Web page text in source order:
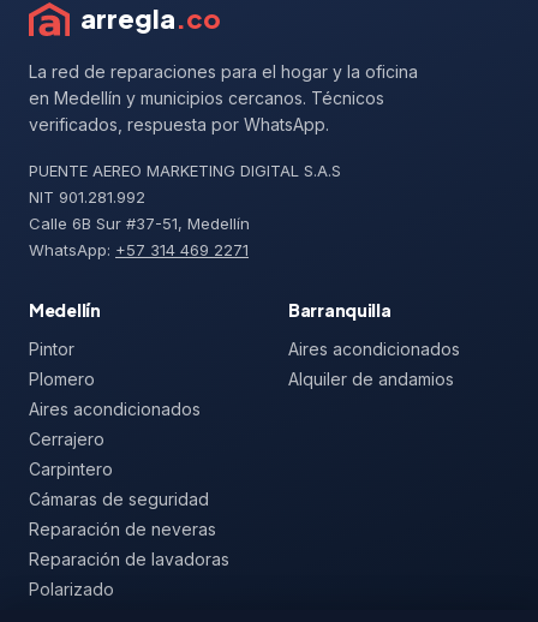
arregla.co
La red de reparaciones para el hogar y la oficina
en Medellín y municipios cercanos. Técnicos
verificados, respuesta por WhatsApp.
PUENTE AEREO MARKETING DIGITAL S.A.S
NIT 901.281.992
Calle 6B Sur #37-51, Medellín
WhatsApp: +57 314 469 2271
Medellín
Pintor
Plomero
Aires acondicionados
Cerrajero
Carpintero
Cámaras de seguridad
Reparación de neveras
Reparación de lavadoras
Polarizado
Barranquilla
Aires acondicionados
Alquiler de andamios